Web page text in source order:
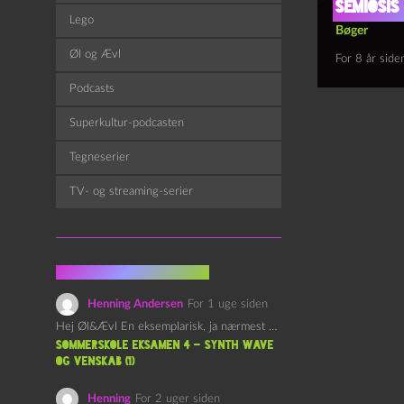
Semiosis
Bøger
For 8 år
Lego
Øl og Ævl
Podcasts
Superkultur-podcasten
Tegneserier
TV- og streaming-serier
Henning Andersen For 1 uge siden
Hej Øl&Ævl En eksemplarisk, ja nærmest yndefuld, afslutning på SOMMERSKOLEN.…
Sommerskole Eksamen 4 – Synth Wave
og Venskab (1)
Henning For 2 uger siden